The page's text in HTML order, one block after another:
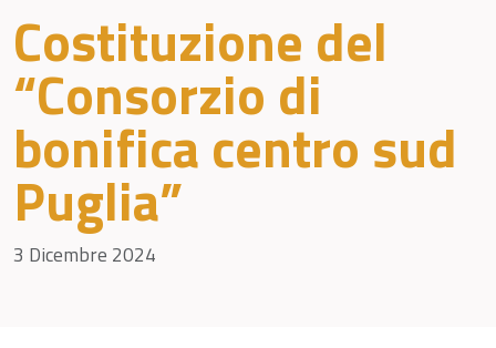
Costituzione del
“Consorzio di
bonifica centro sud
Puglia”
3 Dicembre 2024